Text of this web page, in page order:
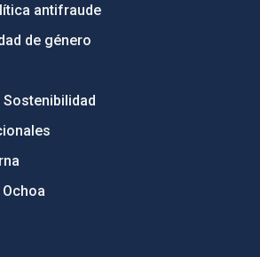
antifraude
de género